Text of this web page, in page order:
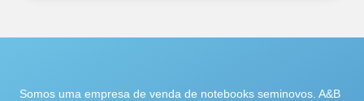
Somos uma empresa de venda de notebooks seminovos. A&B